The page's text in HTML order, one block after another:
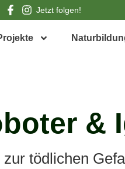
Jetzt folgen!
&
tödlichen